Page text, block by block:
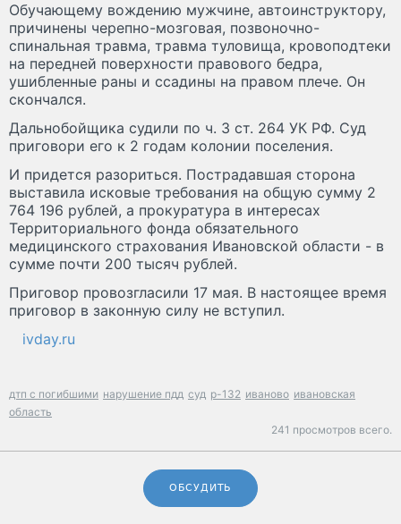
Обучающему вождению мужчине, автоинструктору,
причинены черепно-мозговая, позвоночно-
спинальная травма, травма туловища, кровоподтеки
на передней поверхности правового бедра,
ушибленные раны и ссадины на правом плече. Он
скончался.
Дальнобойщика судили по ч. 3 ст. 264 УК РФ. Суд
приговори его к 2 годам колонии поселения.
И придется разориться. Пострадавшая сторона
выставила исковые требования на общую сумму 2
764 196 рублей, а прокуратура в интересах
Территориального фонда обязательного
медицинского страхования Ивановской области - в
сумме почти 200 тысяч рублей.
Приговор провозгласили 17 мая. В настоящее время
приговор в законную силу не вступил.
ivday.ru
дтп с погибшими нарушение пдд суд р-132 иваново ивановская
область
241 просмотров всего.
ОБСУДИТЬ